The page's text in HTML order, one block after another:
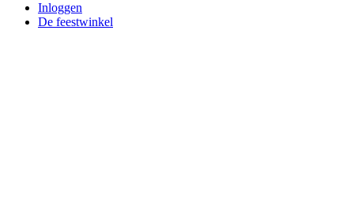
Inloggen
De feestwinkel